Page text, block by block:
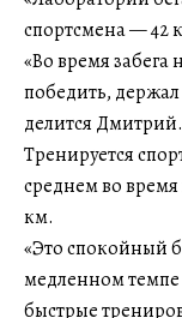
спортсмена — 42
«Во время забега
победить,
делится Дмитрий.
Тренируется
среднем во
км.
«Это спокойный
медленном
быстрые